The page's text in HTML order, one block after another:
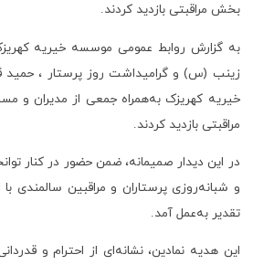
بخش مراقبتی بازدید کردند.
به گزارش روابط عمومی موسسه خیریه
زینب (س) و گرامیداشت روز پرستار ، حمید
مراقبتی بازدید کردند.
در این دیدار صمیمانه، ضمن حضور در کنار
و شبانه‌روزی پرستاران و مراقبین سالمندی
تقدیر به‌عمل آمد.
این هدیه نمادین، نشانه‌ای از احترام و